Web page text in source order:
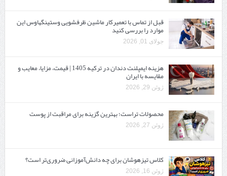
قبل از تماس با تعمیرکار ماشین ظرفشویی وستینگهاوس این
موارد را بررسی کنید
جولای 01, 2026
هزینه ایمپلنت دندان در ترکیه 1405 | قیمت، مزایا، معایب و
مقایسه با ایران
ژوئن 29, 2026
محصولات تراست؛ بهترین گزینه برای مراقبت از پوست
ژوئن 27, 2026
کلاس تیزهوشان برای چه دانش‌آموزانی ضروری‌تر است؟
ژوئن 16, 2026